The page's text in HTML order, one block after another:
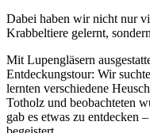
Dabei haben wir nicht nur
Krabbeltiere gelernt,
Mit Lupengläsern
Entdeckungstour: Wir
lernten verschiedene
Totholz und beobachteten
gab es etwas zu entdecken